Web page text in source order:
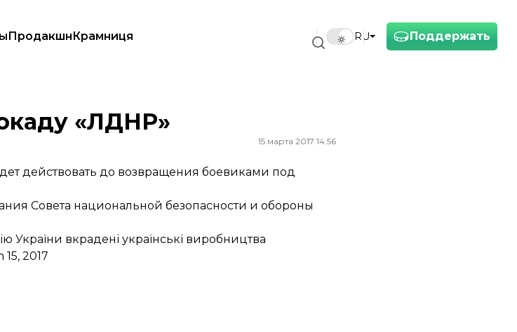
Поддержать
RU
ПродакшнКрамниця
«ЛДНР»
15 марта 2017 14:56
действовать до возвращения боевиками под
Совета национальной безопасности и обороны
вкрадені українські виробництва
15, 2017